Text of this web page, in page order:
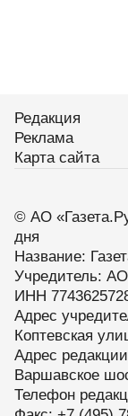
Редакция
Реклама
Карта сайта
© АО
дня
Название:
Учредитель: АО
ИНН
Адрес
Коптевская
Адрес
Варшавское
Телефон